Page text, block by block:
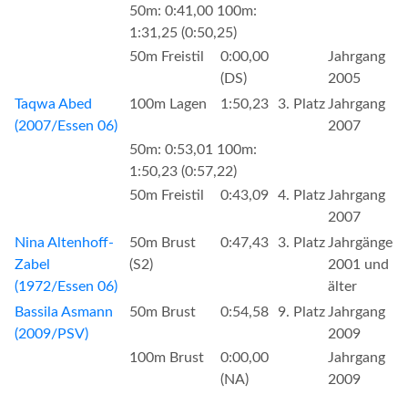
50m: 0:41,00 100m:
1:31,25 (0:50,25)
50m Freistil
0:00,00
(DS)
Jahrgang
2005
Taqwa Abed
(2007/Essen 06)
100m Lagen 1:50,23 3. PlatzJahrgang
2007
50m: 0:53,01 100m:
1:50,23 (0:57,22)
50m Freistil
0:43,09 4. PlatzJahrgang
2007
Nina Altenhoff-
Zabel
(1972/Essen 06)
50m Brust
(S2)
0:47,43 3. PlatzJahrgänge
2001 und
älter
Bassila Asmann
(2009/PSV)
50m Brust 0:54,58 9. PlatzJahrgang
2009
100m Brust
0:00,00
(NA)
Jahrgang
2009